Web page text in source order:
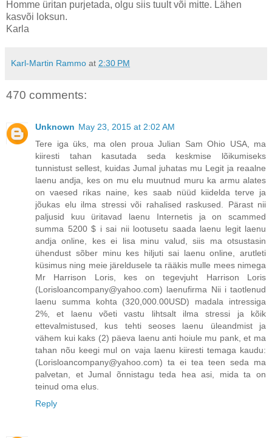
Homme üritan purjetada, olgu siis tuult või mitte. Lähen
kasvõi loksun.
Karla
Karl-Martin Rammo at 2:30 PM
470 comments:
Unknown May 23, 2015 at 2:02 AM
Tere iga üks, ma olen proua Julian Sam Ohio USA, ma
kiiresti tahan kasutada seda keskmise lõikumiseks
tunnistust sellest, kuidas Jumal juhatas mu Legit ja reaalne
laenu andja, kes on mu elu muutnud muru ka armu alates
on vaesed rikas naine, kes saab nüüd kiidelda terve ja
jõukas elu ilma stressi või rahalised raskused. Pärast nii
paljusid kuu üritavad laenu Internetis ja on scammed
summa 5200 $ i sai nii lootusetu saada laenu legit laenu
andja online, kes ei lisa minu valud, siis ma otsustasin
ühendust sõber minu kes hiljuti sai laenu online, arutleti
küsimus ning meie järeldusele ta rääkis mulle mees nimega
Mr Harrison Loris, kes on tegevjuht Harrison Loris
(Lorisloancompany@yahoo.com) laenufirma Nii i taotlenud
laenu summa kohta (320,000.00USD) madala intressiga
2%, et laenu võeti vastu lihtsalt ilma stressi ja kõik
ettevalmistused, kus tehti seoses laenu üleandmist ja
vähem kui kaks (2) päeva laenu anti hoiule mu pank, et ma
tahan nõu keegi mul on vaja laenu kiiresti temaga kaudu:
(Lorisloancompany@yahoo.com) ta ei tea teen seda ma
palvetan, et Jumal õnnistagu teda hea asi, mida ta on
teinud oma elus.
Reply